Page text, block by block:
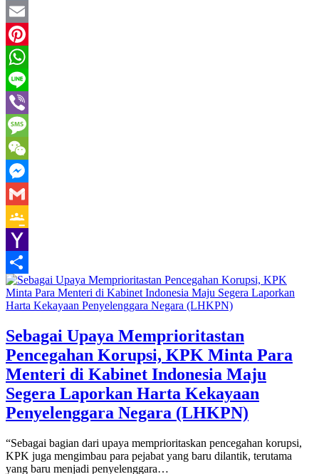
Twitter
Email
Pinterest
WhatsApp
Line
Viber
Message
WeChat
Messenger
Gmail
Google
Classroom
Yahoo
Mail
Share
Sebagai Upaya Memprioritastan
Pencegahan Korupsi, KPK Minta Para
Menteri di Kabinet Indonesia Maju
Segera Laporkan Harta Kekayaan
Penyelenggara Negara (LHKPN)
“Sebagai bagian dari upaya memprioritaskan pencegahan korupsi,
KPK juga mengimbau para pejabat yang baru dilantik, terutama
yang baru menjadi penyelenggara…